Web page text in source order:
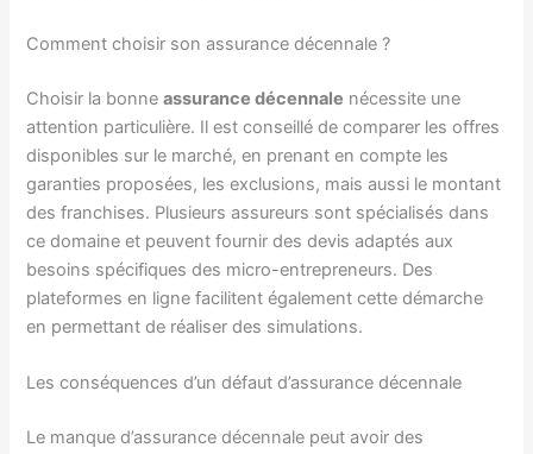
Comment choisir son assurance décennale ?
Choisir la bonneassurance décennale nécessite une
attention particulière. Il est conseillé de comparer les offres
disponibles sur le marché, en prenant en compte les
garanties proposées, les exclusions, mais aussi le montant
des franchises. Plusieurs assureurs sont spécialisés dans
ce domaine et peuvent fournir des devis adaptés aux
besoins spécifiques des micro-entrepreneurs. Des
plateformes en ligne facilitent également cette démarche
en permettant de réaliser des simulations.
Les conséquences d’un défaut d’assurance décennale
Le manque d’assurance décennale peut avoir des